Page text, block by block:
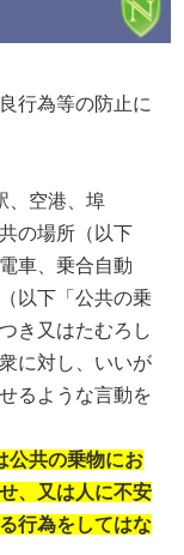
行為等の防止に
、空港、埠
の場所（以下
車、乗合自動
以下「公共の乗
き又はたむろし
に対し、いいが
るような言動を
公共の乗物にお
、又は人に不安
行為をしてはな